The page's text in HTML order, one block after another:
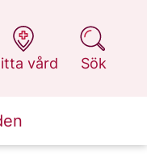
vård
1177.se
Sök
på 1177.se